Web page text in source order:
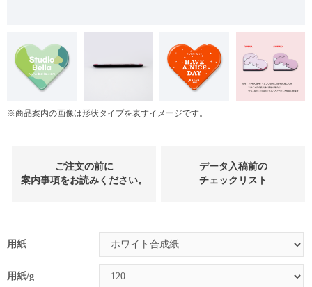
※商品案内の画像は形状タイプを表すイメージです。
ご注文の前に
案内事項をお読みください。
データ入稿前の
チェックリスト
用紙
用紙/g